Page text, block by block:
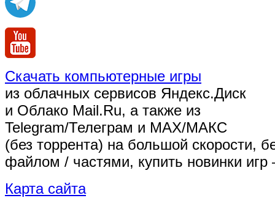
Скачать компьютерные игры
из облачных сервисов Яндекс.Диск
и Облако Mail.Ru, а также из
Telegram/Телеграм и MAX/МАКС
(без торрента) на большой скорости,
файлом / частями, купить новинки
Карта сайта